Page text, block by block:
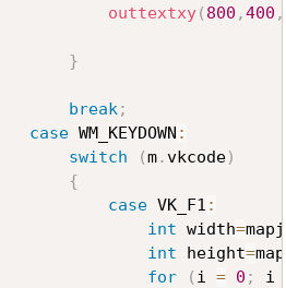
outtextxy( 800 ,400 ,
}
break;
case WM_KEYDOWN :
switch
(m.vkcode)
{
case VK_F1 :
int width=mapj
int height=
for
( i = 0 ; i